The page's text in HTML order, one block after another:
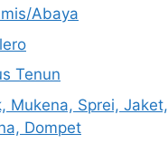
Abaya
Tenun
Mukena, Sprei, Jaket,
Dompet